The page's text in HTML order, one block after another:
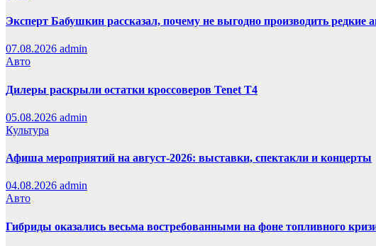
Эксперт Бабушкин рассказал, почему не выгодно производить редкие
07.08.2026 admin
Авто
Дилеры раскрыли остатки кроссоверов Tenet T4
05.08.2026 admin
Культура
Афиша мероприятий на август-2026: выставки, спектакли и концерты
04.08.2026 admin
Авто
Гибриды оказались весьма востребованными на фоне топливного